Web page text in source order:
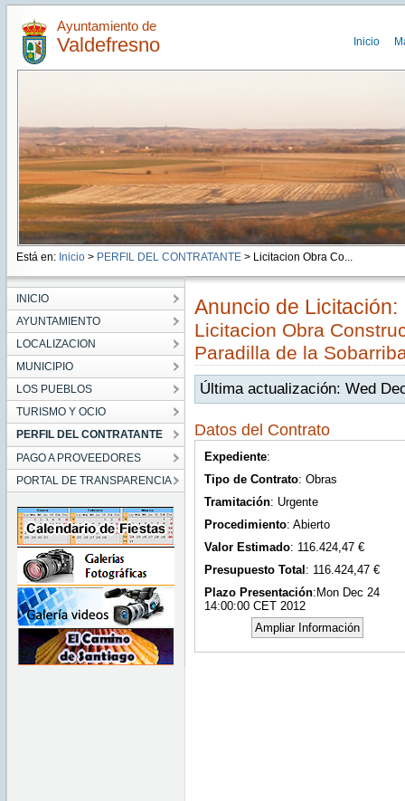
Ayuntamiento de
Valdefresno Inicio
Está en: Inicio > PERFIL DEL CONTRATANTE> Licitacion Obra Co...
INICIO
AYUNTAMIENTO
LOCALIZACION
MUNICIPIO
LOS PUEBLOS
TURISMO Y OCIO
PERFIL DEL CONTRATANTE
PAGO A PROVEEDORES
PORTAL DE TRANSPARENCIA
Anuncio de Licitación:
Licitacion Obra
Paradilla de la
Última actualización: Wed
Datos del Contrato
Expediente:
Tipo de Contrato: Obras
Tramitación: Urgente
Procedimiento: Abierto
Valor Estimado: 116.424,47 €
Presupuesto Total: 116.424,47 €
Plazo Presentación:Mon Dec 24
14:00:00 CET 2012
Ampliar Información